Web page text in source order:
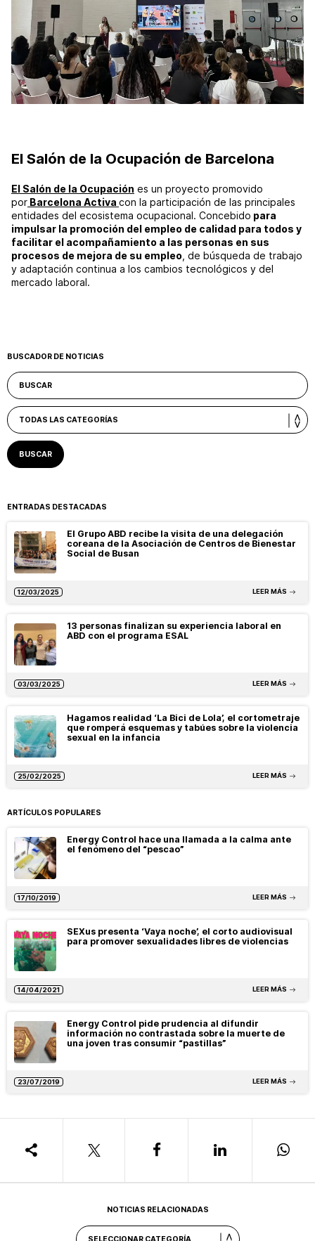
El Salón de la Ocupación de Barcelona
El Salón de la Ocupación es un proyecto promovido
por Barcelona Activa con la participación de las principales
entidades del ecosistema ocupacional. Concebido para
impulsar la promoción del empleo de calidad para todos y
facilitar el acompañamiento a las personas en sus
procesos de mejora de su empleo , de búsqueda de trabajo
y adaptación continua a los cambios tecnológicos y del
mercado laboral.
BUSCADOR DE NOTICIAS
ENTRADAS DESTACADAS
El Grupo ABD recibe la visita de una delegación
coreana de la Asociación de Centros de Bienestar
Social de Busan
12/03/2025 LEER MÁS
13 personas finalizan su experiencia laboral en
ABD con el programa ESAL
03/03/2025 LEER MÁS
Hagamos realidad ‘La Bici de Lola’, el cortometraje
que romperá esquemas y tabúes sobre la violencia
sexual en la infancia
25/02/2025 LEER MÁS
ARTÍCULOS POPULARES
Energy Control hace una llamada a la calma ante
el fenómeno del “pescao”
17/10/2019 LEER MÁS
SEXus presenta ‘Vaya noche’, el corto audiovisual
para promover sexualidades libres de violencias
14/04/2021 LEER MÁS
Energy Control pide prudencia al difundir
información no contrastada sobre la muerte de
una joven tras consumir “pastillas”
23/07/2019 LEER MÁS
NOTICIAS RELACIONADAS